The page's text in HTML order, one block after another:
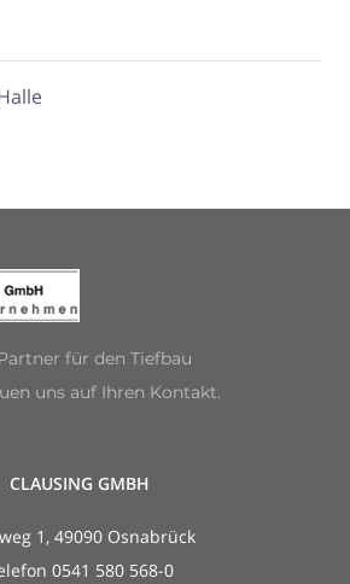
für den Tiefbau
uns auf Ihren Kontakt.
CLAUSING GMBH
1, 49090 Osnabrück
0541 580 568-0